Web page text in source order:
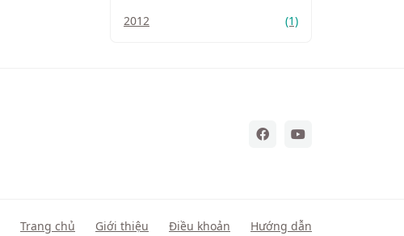
2012
(1)
Trang chủ Giới thiệu Điều khoản Hướng dẫn